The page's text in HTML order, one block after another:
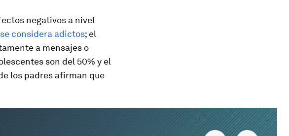
negativos a nivel
considera adictos; el
a mensajes o
son del 50% y el
los padres afirman que